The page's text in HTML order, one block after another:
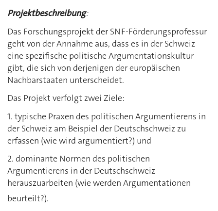
Projektbeschreibung:
Das Forschungsprojekt der SNF-Förderungsprofessur
geht von der Annahme aus, dass es in der Schweiz
eine spezifische politische Argumentationskultur
gibt, die sich von derjenigen der europäischen
Nachbarstaaten unterscheidet.
Das Projekt verfolgt zwei Ziele:
1. typische Praxen des politischen Argumentierens in
der Schweiz am Beispiel der Deutschschweiz zu
erfassen (wie wird argumentiert?) und
2. dominante Normen des politischen
Argumentierens in der Deutschschweiz
herauszuarbeiten (wie werden Argumentationen
beurteilt?).